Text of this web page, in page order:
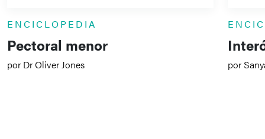
ENCICLOPEDIA
Pectoral menor
por Dr Oliver Jones por